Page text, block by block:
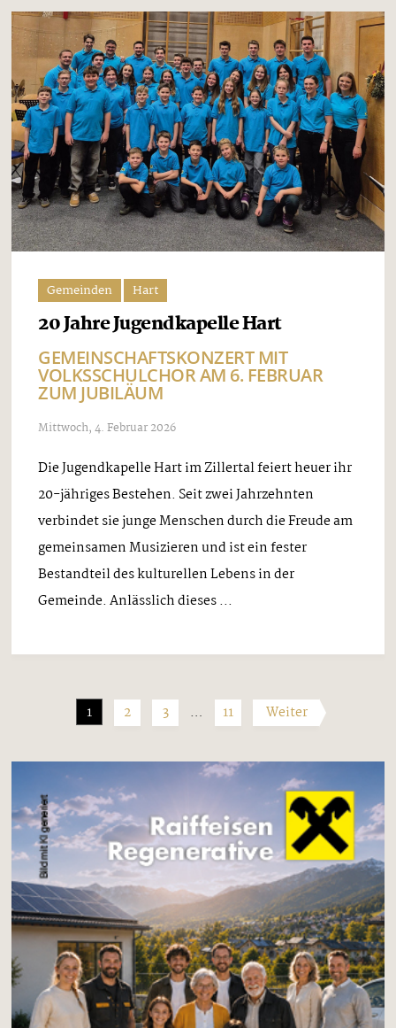
Gemeinden Hart
20 Jahre Jugendkapelle Hart
GEMEINSCHAFTSKONZERT MIT
VOLKSSCHULCHOR AM 6. FEBRUAR
ZUM JUBILÄUM
Mittwoch, 4. Februar 2026
Die Jugendkapelle Hart im Zillertal feiert heuer ihr
20-jähriges Bestehen. Seit zwei Jahrzehnten
verbindet sie junge Menschen durch die Freude am
gemeinsamen Musizieren und ist ein fester
Bestandteil des kulturellen Lebens in der
Gemeinde. Anlässlich dieses ...
1 2 3 … 11 Weiter